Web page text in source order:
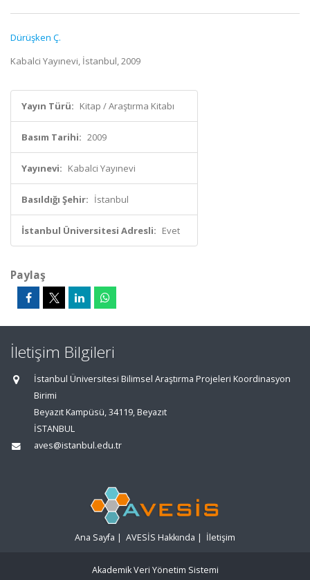
Dürüşken Ç.
Kabalci Yayınevi, İstanbul, 2009
Yayın Türü: Kitap / Araştırma Kitabı
Basım Tarihi: 2009
Yayınevi: Kabalci Yayınevi
Basıldığı Şehir: İstanbul
İstanbul Üniversitesi Adresli: Evet
Paylaş
İletişim Bilgileri
İstanbul Üniversitesi Bilimsel Araştırma Projeleri Koordinasyon
Birimi
Beyazıt Kampüsü, 34119, Beyazıt
İSTANBUL
aves@istanbul.edu.tr
Ana Sayfa | AVESİS Hakkında | İletişim
Akademik Veri Yönetim Sistemi